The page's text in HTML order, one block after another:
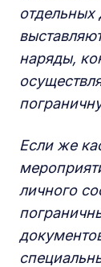
отдельных
наряды,
Если же
личного